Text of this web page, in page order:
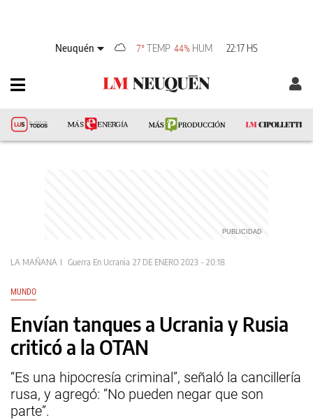
Neuquén 7°TEMP 44% HUM 22:17 HS
LA MAÑANA Guerra En Ucrania 27 DE ENERO 2023 - 20:18
MUNDO
Envían tanques a Ucrania y Rusia
criticó a la OTAN
“Es una hipocresía criminal”, señaló la cancillería
rusa, y agregó: “No pueden negar que son
parte”.